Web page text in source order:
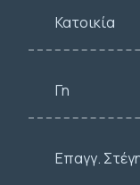
Κατοικία
Γη
Επαγγ.